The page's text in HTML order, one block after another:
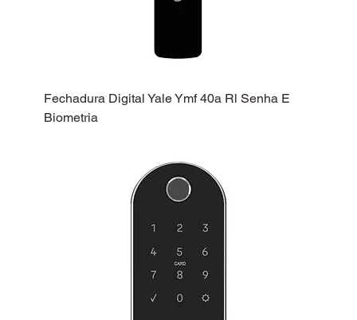
Fechadura Digital Yale Ymf 40a Rl Senha E
Biometria